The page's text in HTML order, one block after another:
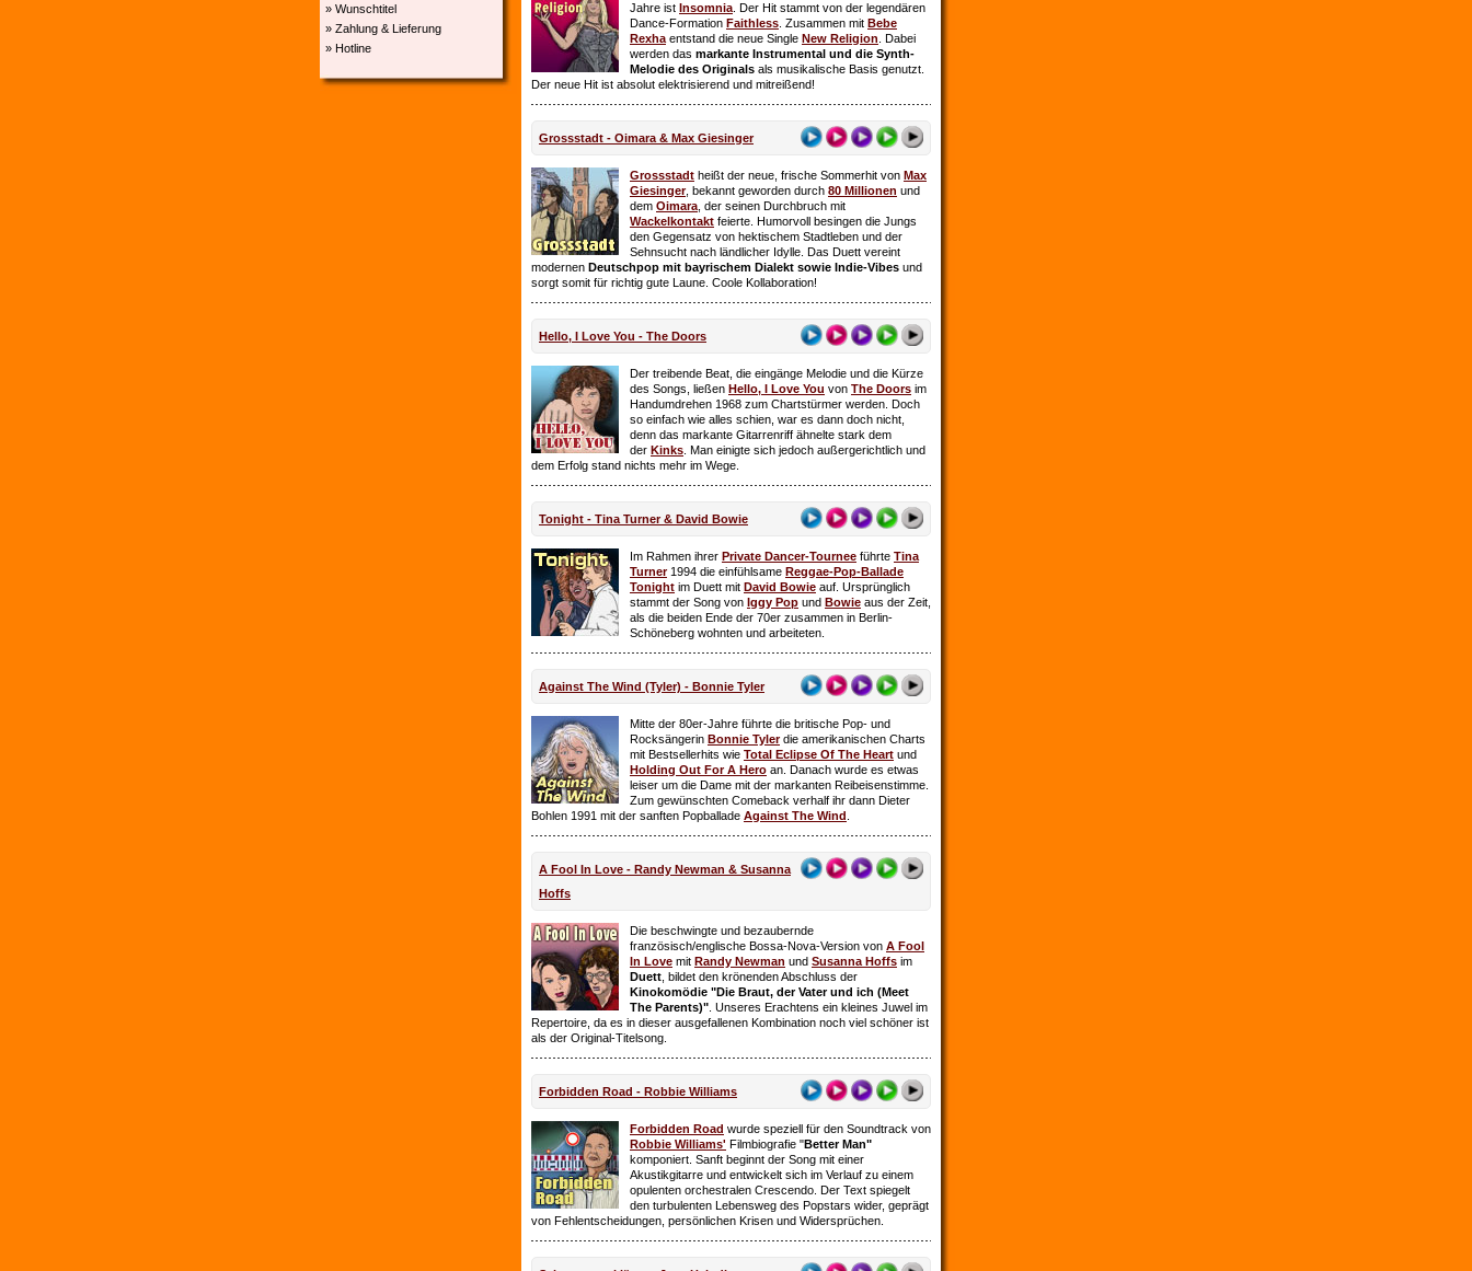
» Wunschtitel
» Zahlung & Lieferung
» Hotline
Jahre ist Insomnia . Der Hit stammt von der legendären
Dance-Formation Faithless . Zusammen mit Bebe
Rexha entstand die neue Single New Religion . Dabei
werden das markante Instrumental und die Synth-
Melodie des Originals als musikalische Basis genutzt.
Der neue Hit ist absolut elektrisierend und mitreißend!
Grossstadt - Oimara & Max Giesinger
Grossstadt heißt der neue, frische Sommerhit von Max
Giesinger, bekannt geworden durch 80 Millionen und
dem Oimara , der seinen Durchbruch mit
Wackelkontakt feierte. Humorvoll besingen die Jungs
den Gegensatz von hektischem Stadtleben und der
Sehnsucht nach ländlicher Idylle. Das Duett vereint
modernen Deutschpop mit bayrischem Dialekt sowie Indie-Vibes und
sorgt somit für richtig gute Laune. Coole Kollaboration!
Hello, I Love You - The Doors
Der treibende Beat, die eingänge Melodie und die Kürze
des Songs, ließen Hello, I Love You von The Doors im
Handumdrehen 1968 zum Chartstürmer werden. Doch
so einfach wie alles schien, war es dann doch nicht,
denn das markante Gitarrenriff ähnelte stark dem
der Kinks . Man einigte sich jedoch außergerichtlich und
dem Erfolg stand nichts mehr im Wege.
Tonight - Tina Turner & David Bowie
Im Rahmen ihrer Private Dancer-Tournee führte Tina
Turner 1994 die einfühlsame Reggae-Pop-Ballade
Tonight im Duett mit David Bowie auf. Ursprünglich
stammt der Song von Iggy Pop und Bowie aus der Zeit,
als die beiden Ende der 70er zusammen in Berlin-
Schöneberg wohnten und arbeiteten.
Against The Wind (Tyler) - Bonnie Tyler
Mitte der 80er-Jahre führte die britische Pop- und
Rocksängerin Bonnie Tylerdie amerikanischen Charts
mit Bestsellerhits wie Total Eclipse Of The Heart und
Holding Out For A Hero an. Danach wurde es etwas
leiser um die Dame mit der markanten Reibeisenstimme.
Zum gewünschten Comeback verhalf ihr dann Dieter
Bohlen 1991 mit der sanften Popballade Against The Wind
A Fool In Love - Randy Newman & Susanna
Hoffs
Die beschwingte und bezaubernde
französisch/englische Bossa-Nova-Version von A Fool
In Love mit Randy Newman und Susanna Hoffs im
Duett , bildet den krönenden Abschluss der
Kinokomödie "Die Braut, der Vater und ich (Meet
The Parents)" . Unseres Erachtens ein kleines Juwel im
Repertoire, da es in dieser ausgefallenen Kombination noch viel schöner ist
als der Original-Titelsong.
Forbidden Road - Robbie Williams
Forbidden Road wurde speziell für den Soundtrack von
Robbie Williams' Filmbiografie "Better Man"
komponiert. Sanft beginnt der Song mit einer
Akustikgitarre und entwickelt sich im Verlauf zu einem
opulenten orchestralen Crescendo. Der Text spiegelt
den turbulenten Lebensweg des Popstars wider, geprägt
von Fehlentscheidungen, persönlichen Krisen und Widersprüchen.